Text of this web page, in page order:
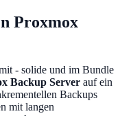
Proxmox
- solide und im Bundle
Backup Server auf ein
Backups
mit langen